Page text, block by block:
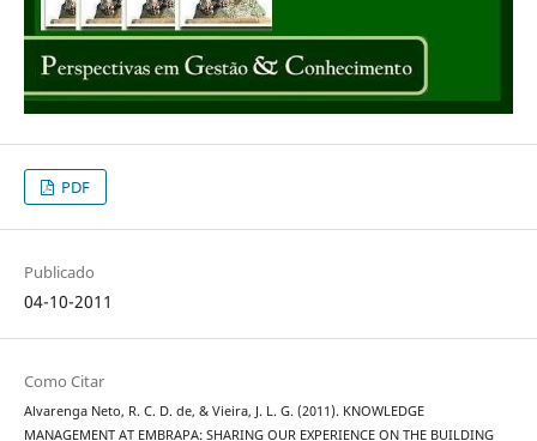
PDF
Publicado
04-10-2011
Como Citar
Alvarenga Neto, R. C. D. de, & Vieira, J. L. G. (2011). KNOWLEDGE
MANAGEMENT AT EMBRAPA: SHARING OUR EXPERIENCE ON THE BUILDING